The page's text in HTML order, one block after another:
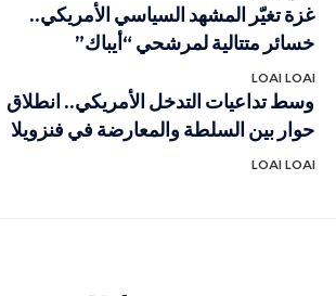
غزة تغيّر المشهد السياسي الأمريكي..
خسائر متتالية لمرشحي “أيباك”
LOAI LOAI
وسط تداعيات التدخل الأمريكي.. انطلاق
حوار بين السلطة والمعارضة في فنزويلا
LOAI LOAI